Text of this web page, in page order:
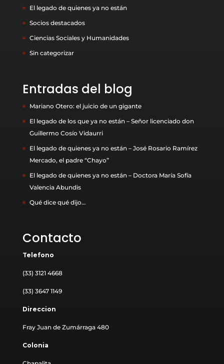
El legado de quienes ya no están
Socios destacados
Ciencias Sociales y Humanidades
Sin categorizar
Entradas del blog
Mariano Otero: el juicio de un gigante
El legado de los que ya no están – Señor licenciado don
Guillermo Cosío Vidaurri
El legado de quienes ya no están – José Rosario Ramírez
Mercado, el padre “Chayo”
El legado de quienes ya no están – Doctora María Sofía
Valencia Abundis
Qué dice qué dijo…
Contacto
Telefono
(33) 3121 4668
(33) 3647 1149
Direccion
Fray Juan de Zumárraga 480
Colonia